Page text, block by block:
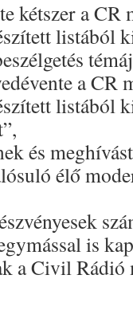
kétszer a CR
listából
a CR
listából
és
élő
is
a Civil Rádió